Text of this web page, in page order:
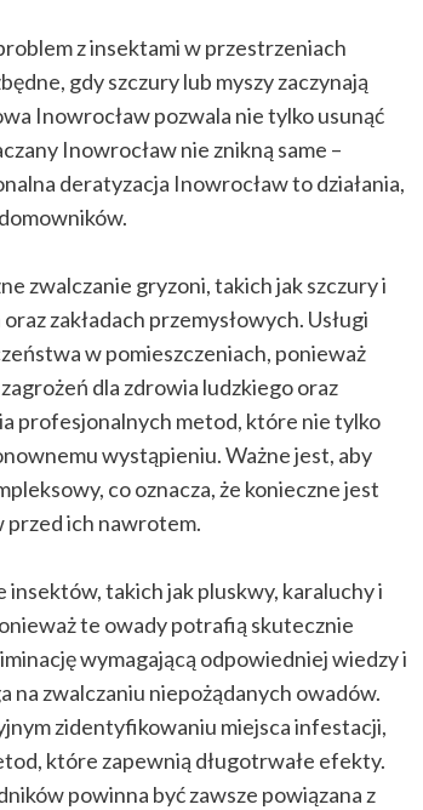
z insektami w przestrzeniach
gdy szczury lub myszy zaczynają
Inowrocław pozwala nie tylko usunąć
Inowrocław nie znikną same –
deratyzacja Inowrocław to działania,
zwalczanie gryzoni, takich jak szczury i
zakładach przemysłowych. Usługi
w pomieszczeniach, ponieważ
dla zdrowia ludzkiego oraz
profesjonalnych metod, które nie tylko
wystąpieniu. Ważne jest, aby
co oznacza, że konieczne jest
przed ich nawrotem.
takich jak pluskwy, karaluchy i
te owady potrafią skutecznie
wymagającą odpowiedniej wiedzy i
na zwalczaniu niepożądanych owadów.
zidentyfikowaniu miejsca infestacji,
które zapewnią długotrwałe efekty.
powinna być zawsze powiązana z